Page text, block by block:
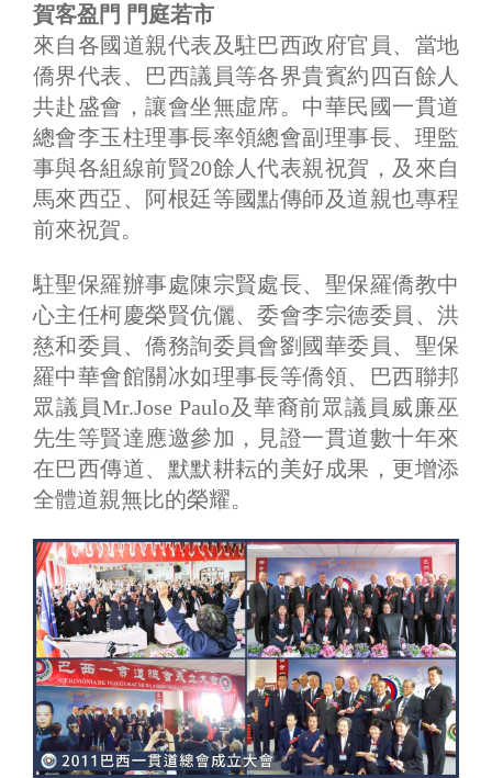
賀客盈門 門庭若市
來自各國道親代表及駐巴西政府官員、當地
僑界代表、巴西議員等各界貴賓約四百餘人
共赴盛會，讓會坐無虛席。中華民國一貫道
總會李玉柱理事長率領總會副理事長、理監
事與各組線前賢20餘人代表親祝賀，及來自
馬來西亞、阿根廷等國點傳師及道親也專程
前來祝賀。
駐聖保羅辦事處陳宗賢處長、聖保羅僑教中
心主任柯慶榮賢伉儷、委會李宗德委員、洪
慈和委員、僑務詢委員會劉國華委員、聖保
羅中華會館關冰如理事長等僑領、巴西聯邦
眾議員Mr.Jose Paulo及華裔前眾議員威廉巫
先生等賢達應邀參加，見證一貫道數十年來
在巴西傳道、默默耕耘的美好成果，更增添
全體道親無比的榮耀。